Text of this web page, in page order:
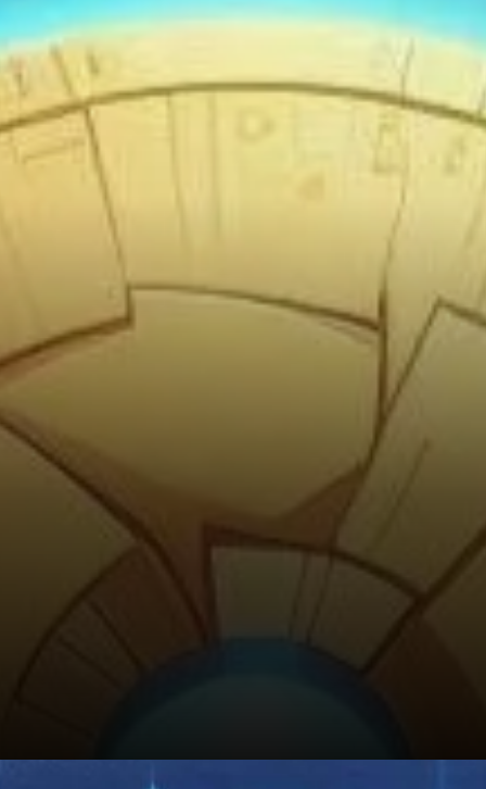
Si le prix casse le support de
0,4775 $, le prochain support
clé à surveiller serait autour
de 0,378 $.